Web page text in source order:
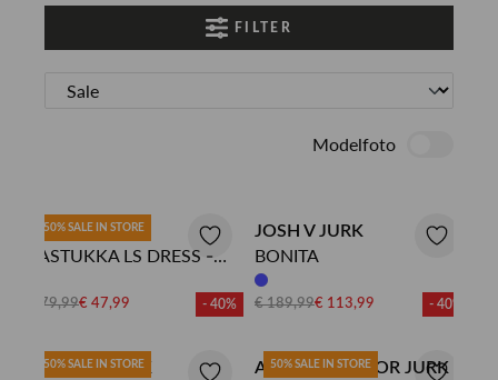
FILTER
Modelfoto
50% SALE IN STORE
YAS JURK
YASTUKKA LS DRESS -
€ 79,99€ 47,99 - 40%
JOSH V JURK
BONITA
€ 189,99€ 113,99 - 40%
50% SALE IN STORE
LAAGAM JURK 50% SALE IN STORE
ANNA VAN TOOR JURK